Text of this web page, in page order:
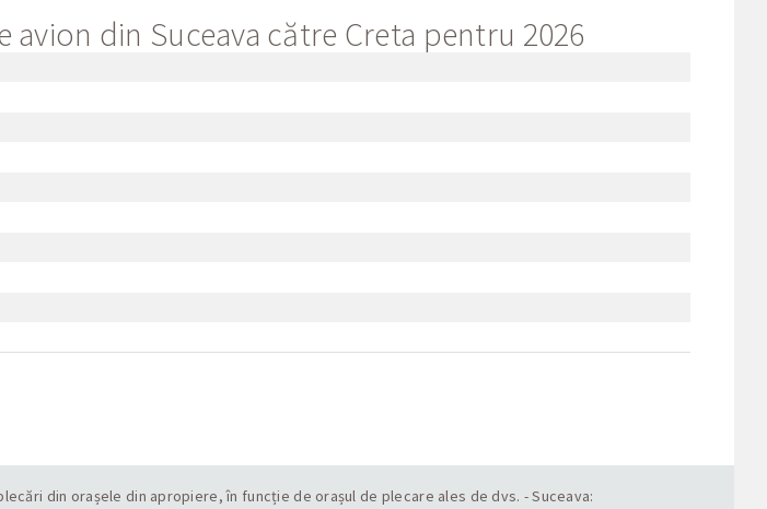
din Suceava către Creta pentru 2026
din orașele din apropiere, în funcție de orașul de plecare ales de dvs. - Suceava: